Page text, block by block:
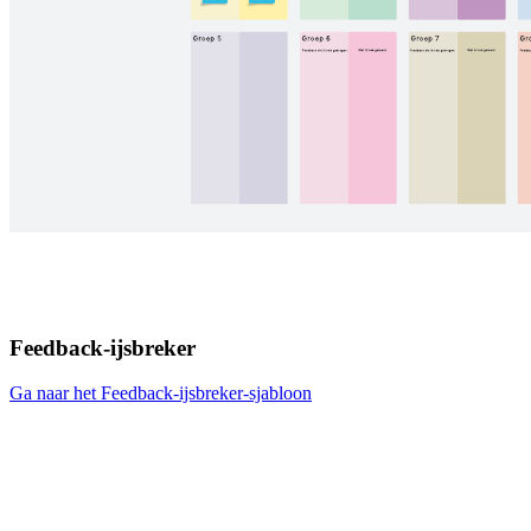
Feedback-ijsbreker
Ga naar het Feedback-ijsbreker-sjabloon